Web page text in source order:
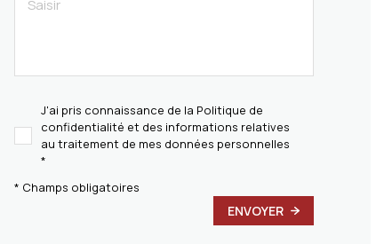
J'ai pris connaissance de la Politique de
confidentialité et des informations relatives
au traitement de mes données personnelles
*
* Champs obligatoires
ENVOYER